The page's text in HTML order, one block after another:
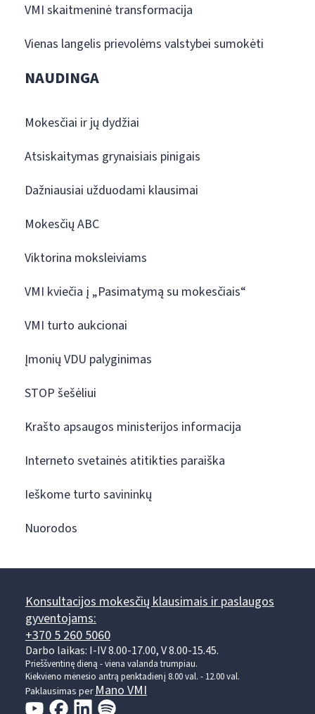
VMI skaitmeninė transformacija
Vienas langelis prievolėms valstybei sumokėti
NAUDINGA
Mokesčiai ir jų dydžiai
Atsiskaitymas grynaisiais pinigais
Dažniausiai užduodami klausimai
Mokesčių ABC
Viktorina moksleiviams
VMI kviečia į „Pasimatymą su mokesčiais“
VMI turto aukcionai
Įmonių VDU palyginimas
STOP šešėliui
Krašto apsaugos ministerijos informacija
Interneto svetainės atitikties paraiška
Ieškome turto savininkų
Nuorodos
Konsultacijos mokesčių klausimais ir paslaugos
gyventojams:
+370 5 260 5060
Darbo laikas: I-IV 8.00-17.00, V 8.00-15.45.
Prieššventinę dieną - viena valanda trumpiau.
Kiekvieno mėnesio antrą penktadienį 8.00 val. - 12.00 val.
Paklausimas per Mano VMI